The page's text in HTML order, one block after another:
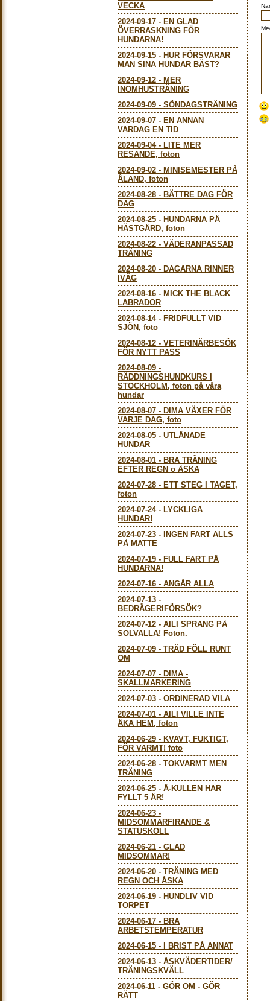
VECKA
2024-09-17 - EN GLAD
ÖVERRASKNING FÖR
HUNDARNA!
2024-09-15 - HUR FÖRSVARAR
MAN SINA HUNDAR BÄST?
2024-09-12 - MER
INOMHUSTRÄNING
2024-09-09 - SÖNDAGSTRÄNING
2024-09-07 - EN ANNAN
VARDAG EN TID
2024-09-04- LITE MER
RESANDE, foton
2024-09-02 - MINISEMESTER PÅ
ÅLAND, foton
2024-08-28 - BÄTTRE DAG FÖR
DAG
2024-08-25 - HUNDARNA PÅ
HÄSTGÅRD, foton
2024-08-22 - VÄDERANPASSAD
TRÄNING
2024-08-20 - DAGARNA RINNER
IVÄG
2024-08-16 - MICK THE BLACK
LABRADOR
2024-08-14- FRIDFULLT VID
SJÖN, foto
2024-08-12 - VETERINÄRBESÖK
FÖR NYTT PASS
2024-08-09 -
RÄDDNINGSHUNDKURS I
STOCKHOLM, foton på våra
hundar
2024-08-07 - DIMA VÄXER FÖR
VARJE DAG, foto
2024-08-05 - UTLÅNADE
HUNDAR
2024-08-01 - BRA TRÄNING
EFTER REGN o ÅSKA
2024-07-28 - ETT STEG I TAGET,
foton
2024-07-24- LYCKLIGA
HUNDAR!
2024-07-23 -
INGEN FART ALLS
PÅ MATTE
2024-07-19 - FULL FART PÅ
HUNDARNA!
2024-07-16 - ANGÅR ALLA
2024-07-13 -
BEDRÄGERIFÖRSÖK?
2024-07-12 - AILI SPRANG PÅ
SOLVALLA! Foton.
2024-07-09 - TRÄD FÖLL RUNT
OM
2024-07-07 - DIMA -
SKALLMARKERING
2024-07-03 - ORDINERAD VILA
2024-07-01 - AILI VILLE INTE
ÅKA HEM, foton
2024-06-29 - KVAVT, FUKTIGT,
FÖR VARMT! foto
2024-06-28 - TOKVARMT MEN
TRÄNING
2024-06-25 - Å-KULLEN HAR
FYLLT 5 ÅR!
2024-06-23 -
MIDSOMMARFIRANDE &
STATUSKOLL
2024-06-21 - GLAD
MIDSOMMAR!
2024-06-20 - TRÄNING MED
REGN OCH ÅSKA
2024-06-19 - HUNDLIV VID
TORPET
2024-06-17 - BRA
ARBETSTEMPERATUR
2024-06-15 -
I BRIST PÅ ANNAT
2024-06-13 - ÅSKVÄDERTIDER/
TRÄNINGSKVÄLL
2024-06-11 - GÖR OM - GÖR
RÄTT